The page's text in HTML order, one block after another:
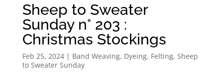
Sheep to Sweater
Sunday n° 203 :
Christmas Stockings
Feb 25, 2024| Band Weaving, Dyeing, Felting, Sheep
to Sweater Sunday